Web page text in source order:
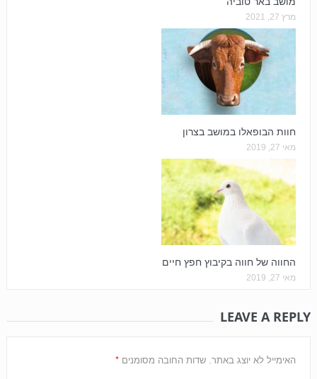
מרץ 27, 2021
חוות הבופאלו במושב בצרון
מאי 27, 2019
החווה של חווה בקיבוץ חפץ חיים
מאי 27, 2019
LEAVE A REPLY
האימייל לא יוצג באתר. שדות החובה מסומנים *